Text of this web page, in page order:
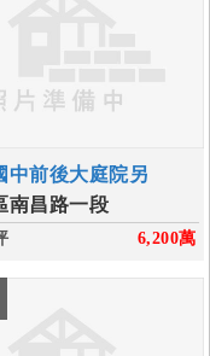
中前後大庭院另
南昌路一段
6,200萬